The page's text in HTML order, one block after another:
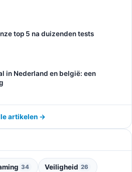
top 5 na duizenden tests
in Nederland en belgië: een
artikelen →
34 Veiligheid 26